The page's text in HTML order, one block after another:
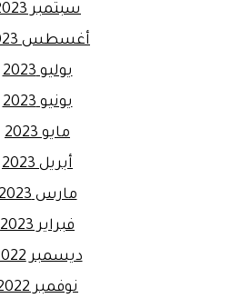
سبتمبر 2023
أغسطس 2023
يوليو 2023
يونيو 2023
مايو 2023
أبريل 2023
مارس 2023
فبراير 2023
ديسمبر 2022
نوفمبر 2022